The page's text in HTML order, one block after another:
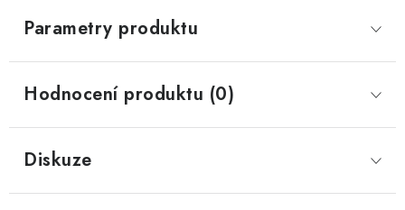
Parametry produktu
Hodnocení produktu (0)
Diskuze